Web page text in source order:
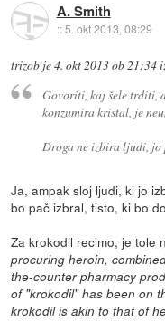
A. Smith
::5. okt 2013, 08:29
trizob je4. okt 2013 ob 21:34
Govoriti, kaj šele trditi,
konzumira kristal, je
Droga ne izbira ljudi,
Ja, ampak sloj ljudi, ki jo
bo pač izbral, tisto, ki bo
Za krokodil recimo, je tole
procuring heroin,
the-counter pharmacy
of "krokodil" has been on
krokodil is akin to that of